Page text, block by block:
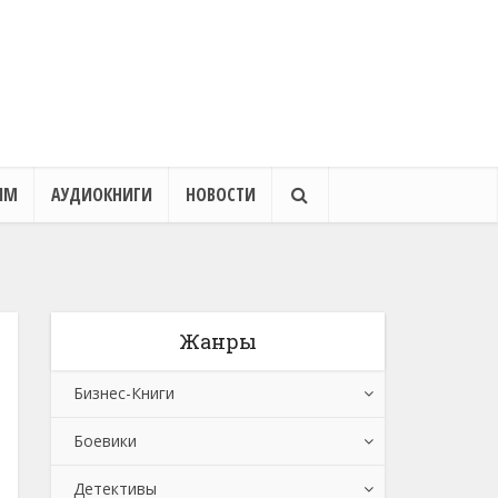
АУДИОКНИГИ НОВОСТИ
Жанры
Бизнес-Книги
Банковское дело
Бухучет, налогообложение, аудит
Боевики
Боевики: Прочее
Детективы